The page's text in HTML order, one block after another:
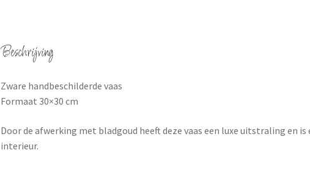
Beschrijving
Zware handbeschilderde vaas
Formaat 30×30 cm
Door de afwerking met bladgoud heeft deze vaas een luxe uitstraling en is
interieur.